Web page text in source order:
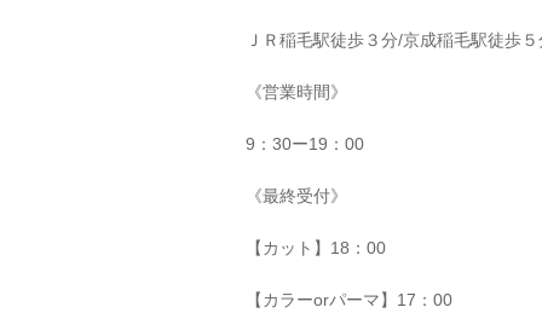
ＪＲ稲毛駅徒歩３分/京成稲毛駅徒歩５
《営業時間》
9 ： 30ー19 ： 00
《最終受付》
【カット】 18 ： 00
【カラーorパーマ】 17 ： 00